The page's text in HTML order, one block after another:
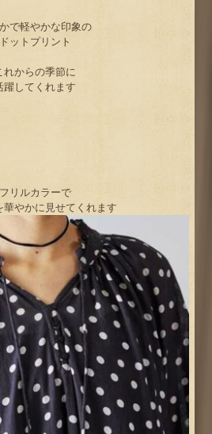
で軽やかな印象の
ドットプリント
れからの季節に
躍してくれます
フリルカラーで
華やかに見せてくれます